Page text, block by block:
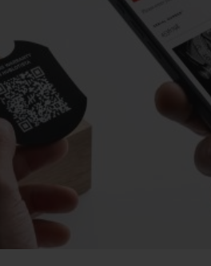
ブティック検